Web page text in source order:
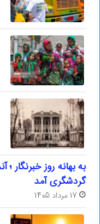
به بهانه روز خبرنگار
گردشگری آمد
17 مرداد 1405